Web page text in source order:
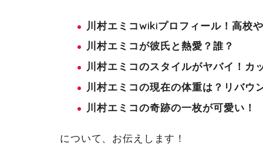
川村エミコwikiプロフィール！高校
川村エミコが彼氏と熱愛？誰？
川村エミコのスタイルがヤバイ！カ
川村エミコの現在の体重は？リバウ
川村エミコの奇跡の一枚が可愛い！
について、お伝えします！